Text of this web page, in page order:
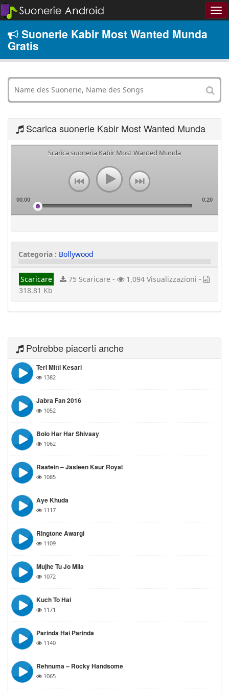
Suonerie Kabir Most Wanted Munda
Gratis
Scarica suonerie Kabir Most Wanted Munda
Scarica suoneria Kabir Most Wanted Munda
00:00 0:20
Categoria : Bollywood
Scaricare 75 Scaricare -
1,094 Visualizzazioni -
318.81 Kb
Potrebbe piacerti anche
Teri Mitti Kesari
1382
Jabra Fan 2016
1052
Bolo Har Har Shivaay
1062
Raatein – Jasleen Kaur Royal
1085
Aye Khuda
1117
Ringtone Awargi
1109
Mujhe Tu Jo Mila
1072
Kuch To Hai
1171
Parinda Hai Parinda
1140
Rehnuma – Rocky Handsome
1065